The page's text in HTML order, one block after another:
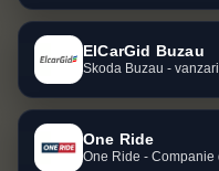
ElCarGid Buzau
Skoda Buzau -
One Ride
One Ride -